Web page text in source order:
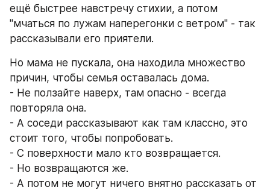
ещё быстрее навстречу стихии, а потом
"мчаться по лужам наперегонки с ветром" - так
рассказывали его приятели.
Но мама не пускала, она находила множество
причин, чтобы семья оставалась дома.
- Не ползайте наверх, там опасно - всегда
повторяла она.
- А соседи рассказывают как там классно, это
стоит того, чтобы попробовать.
- С поверхности мало кто возвращается.
- Но возвращаются же.
- А потом не могут ничего внятно рассказать от